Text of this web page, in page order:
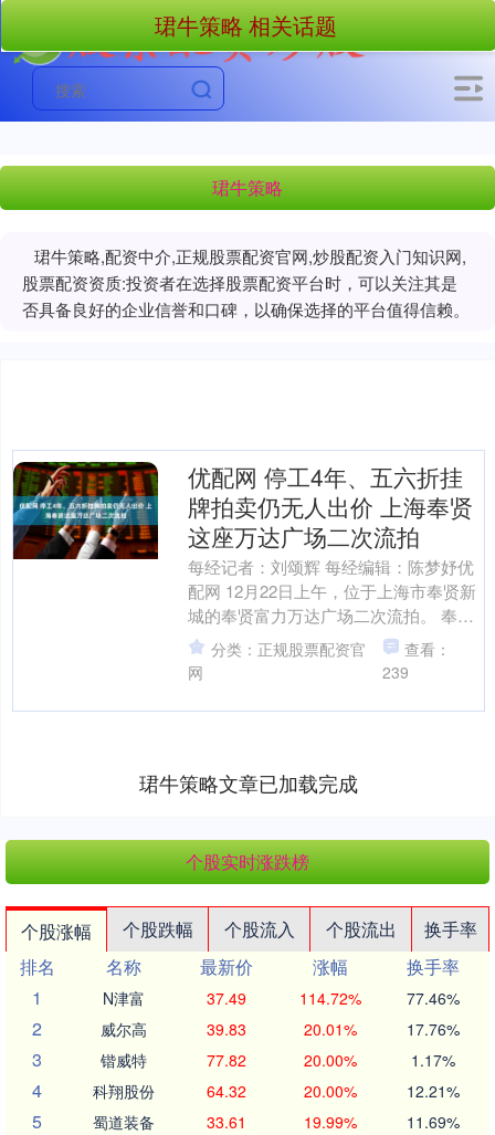
珺牛策略
珺牛策略,配资中介,正规股票配资官网,炒股配资入门知识网,
股票配资资质:投资者在选择股票配资平台时，可以关注其是
否具备良好的企业信誉和口碑，以确保选择的平台值得信赖。
珺牛策略 相关话题
优配网 停工4年、五六折挂
牌拍卖仍无人出价 上海奉贤
这座万达广场二次流拍
每经记者：刘颂辉 每经编辑：陈梦妤优
配网 12月22日上午，位于上海市奉贤新
城的奉贤富力万达广场二次流拍。 奉贤
富力万达广场是富力地产与万达集团在
上海共同打造的....
分类：正规股票配资官
网
查看：
239
珺牛策略文章已加载完成
个股实时涨跌榜
个股涨幅 个股跌幅 个股流入 个股流出
换手率
排名
名称 最新价 涨幅
换手率
1
N津富 37.49 114.72% 77.46%
2 威尔高 39.83 20.01% 17.76%
3 锴威特 77.82 20.00% 1.17%
4 科翔股份 64.32 20.00% 12.21%
5 蜀道装备 33.61 19.99% 11.69%